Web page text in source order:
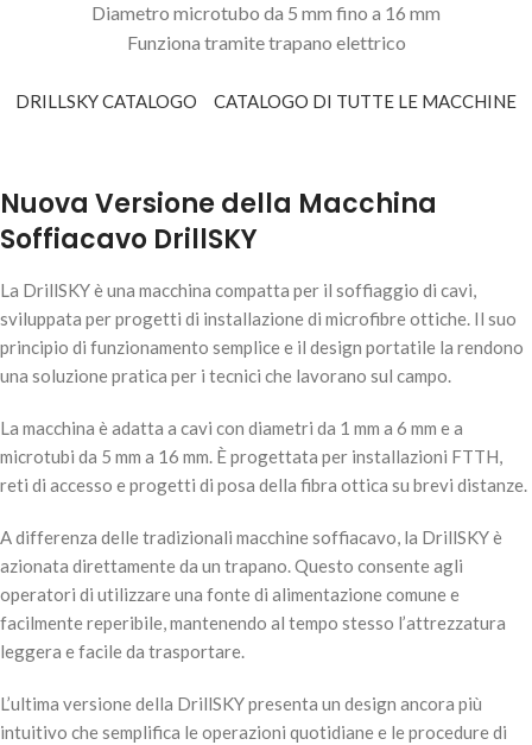
Diametro microtubo da 5 mm fino a 16 mm
Funziona tramite trapano elettrico
DRILLSKY CATALOGO CATALOGO DI TUTTE LE MACCHINE
Nuova Versione della Macchina
Soffiacavo DrillSKY
La DrillSKY è una macchina compatta per il soffiaggio di cavi,
sviluppata per progetti di installazione di microfibre ottiche. Il suo
principio di funzionamento semplice e il design portatile la rendono
una soluzione pratica per i tecnici che lavorano sul campo.
La macchina è adatta a cavi con diametri da 1 mm a 6 mm e a
microtubi da 5 mm a 16 mm. È progettata per installazioni FTTH,
reti di accesso e progetti di posa della fibra ottica su brevi distanze.
A differenza delle tradizionali macchine soffiacavo, la DrillSKY è
azionata direttamente da un trapano. Questo consente agli
operatori di utilizzare una fonte di alimentazione comune e
facilmente reperibile, mantenendo al tempo stesso l’attrezzatura
leggera e facile da trasportare.
L’ultima versione della DrillSKY presenta un design ancora più
intuitivo che semplifica le operazioni quotidiane e le procedure di